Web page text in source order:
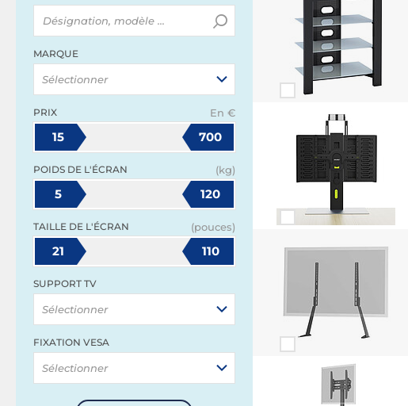
MARQUE
Sélectionner
PRIX En €
15 700
POIDS DE L'ÉCRAN (kg)
5 120
TAILLE DE L'ÉCRAN (pouces)
21 110
SUPPORT TV
Sélectionner
FIXATION VESA
Sélectionner